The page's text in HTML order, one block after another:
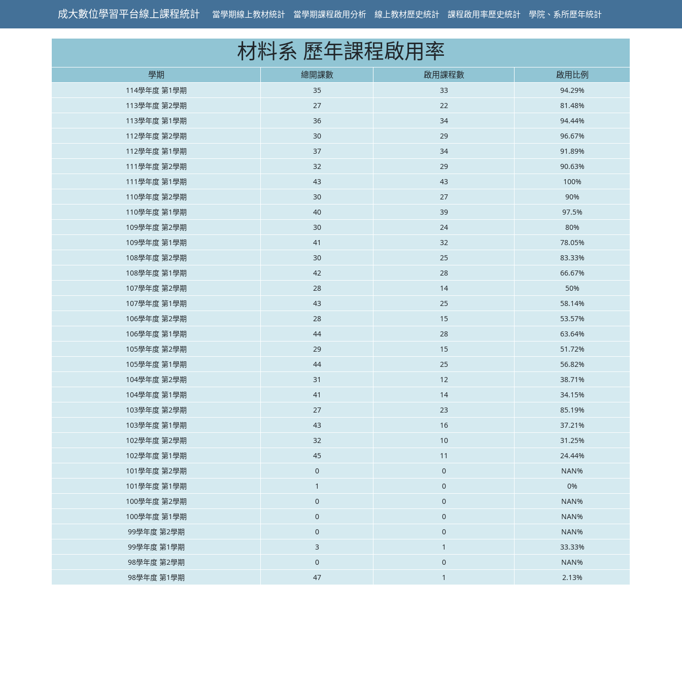
成大數位學習平台線上課程統計 當學期線上教材統計 當學期課程啟用分析 線上教材歷史統計 課程啟用率歷史統計 學院、系所歷年統計
材料系 歷年課程啟用率
學期 總開課數 啟用課程數 啟用比例
114學年度 第1學期 35 33
94.29%
113學年度 第2學期
27 22
81.48%
113學年度 第1學期
36 34
94.44%
112學年度 第2學期
30 29
96.67%
112學年度 第1學期
37 34
91.89%
111學年度 第2學期
32 29
90.63%
111學年度 第1學期
43 43
100%
110學年度 第2學期
30 27
90%
110學年度 第1學期
40 39
97.5%
109學年度 第2學期
30 24
80%
109學年度 第1學期
41 32
78.05%
108學年度 第2學期
30 25
83.33%
108學年度 第1學期
42 28
66.67%
107學年度 第2學期
28 14
50%
107學年度 第1學期
43 25
58.14%
106學年度 第2學期
28 15
53.57%
106學年度 第1學期
44 28
63.64%
105學年度 第2學期
29 15
51.72%
105學年度 第1學期
44 25
56.82%
104學年度 第2學期
31 12
38.71%
104學年度 第1學期
41 14
34.15%
103學年度 第2學期
27 23
85.19%
103學年度 第1學期
43 16
37.21%
102學年度 第2學期
32 10
31.25%
102學年度 第1學期
45 11
24.44%
101學年度 第2學期
0 0
NAN%
101學年度 第1學期
1 0
0%
100學年度 第2學期
0 0
NAN%
100學年度 第1學期
0 0
NAN%
99學年度 第2學期
0 0
NAN%
99學年度 第1學期
3 1
33.33%
98學年度 第2學期
0 0
NAN%
98學年度 第1學期
47 1 2.13%